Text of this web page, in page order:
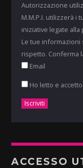
Autorizzazione
M.M.P.I. utilizzerà i
iniziative legate
Le tue informazioni
rispetto. Conferma
Email
Ho letto e
ACCESSO